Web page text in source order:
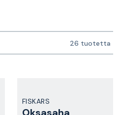
26 tuotetta
FISKARS